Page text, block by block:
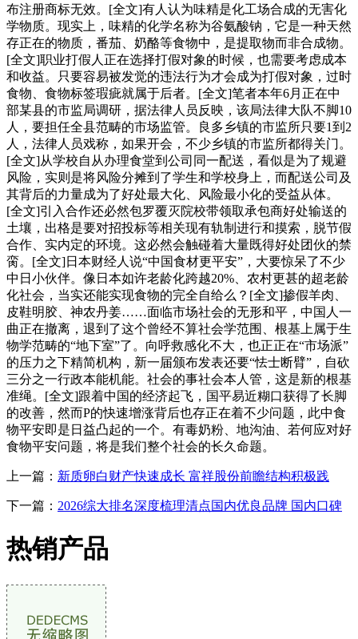
布注册商标无效。[全文]有人认为味精是化工场合成的无害化
学物质。现实上，味精的化学名称为谷氨酸钠，它是一种天然
存正在的物质，番茄、奶酪等食物中，是提取物而非合成物。
[全文]职业打假人正在选择打假对象的时候，也需要考虑成本
和收益。只要容易被发觉的违法行为才会成为打假对象，过时
食物、食物标签瑕疵就属于后者。[全文]笔者本年6月正在中
部某县的市监局调研，据法律人员反映，该局法律大队不脚10
人，要担任全县范畴的市场监管。良多乡镇的市监所只要1到2
人，法律人员戏称，如果开会，不少乡镇的市监所都得关门。
[全文]从学校自从办理食堂到公司同一配送，看似是为了规避
风险，实则是将风险分摊到了学生和学校身上，而配送公司及
其背后的力量成为了好处最大化、风险最小化的受益从体。
[全文]引入合作还必然包罗覆灭院校带领取承包商好处输送的
土壤，出格是要对招投标等相关现有轨制进行和摸索，脱节假
合作、实内定的环境。这必然会触碰着大量既得好处团伙的禁
脔。[全文]日本财经人说“中国食材更平安”，大要惊呆了不少
中日小伙伴。像日本如许老龄化跨越20%、农村更甚的超老龄
化社会，当实还能实现食物的完全自给么？[全文]掺假羊肉、
皮鞋明胶、神农丹姜……面临市场社会的无形和平，中国人一
曲正在撤离，退到了这个曾经不算社会学范围、根基上属于生
物学范畴的“地下室”了。向呼救感化不大，也正正在“市场派”
的压力之下精简机构，新一届颁布发表还要“怯士断臂”，自砍
三分之一行政本能机能。社会的事社会本人管，这是新的根基
准绳。[全文]跟着中国的经济起飞，国平易近糊口获得了长脚
的改善，然而P的快速增涨背后也存正在着不少问题，此中食
物平安即是日益凸起的一个。有毒奶粉、地沟油、若何应对好
食物平安问题，将是我们整个社会的长久命题。
上一篇： 新质卵白财产快速成长 富祥股份前瞻结构积极践
下一篇： 2026综大排名深度梳理清点国内优良品牌 国内口碑
热销产品